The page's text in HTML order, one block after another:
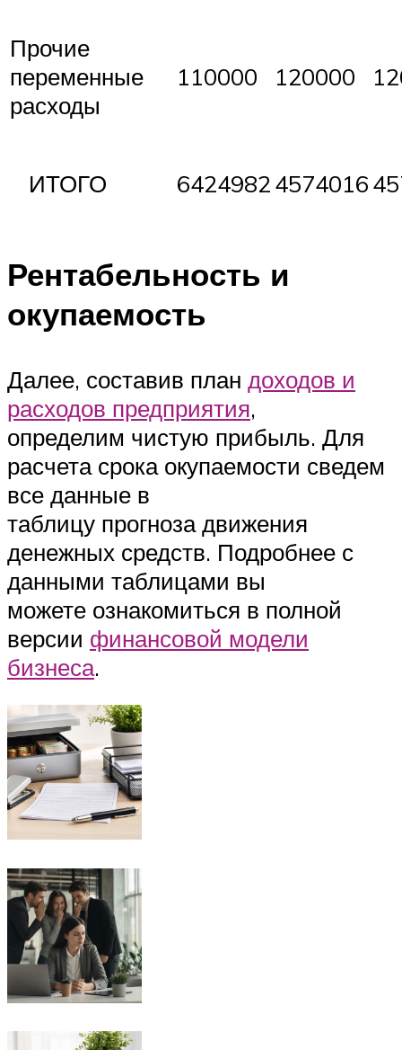
Прочие
переменные
расходы
110000 120000
ИТОГО 64249824574016
Рентабельность и
окупаемость
Далее, составив план доходов и
расходов предприятия,
определим чистую прибыль. Для
расчета срока окупаемости сведем
все данные в
таблицу прогноза движения
денежных средств. Подробнее с
данными таблицами вы
можете ознакомиться в полной
версии финансовой модели
бизнеса.